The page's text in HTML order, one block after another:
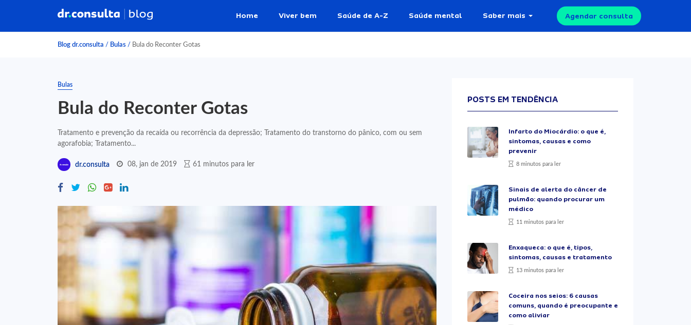
Home Viver bem Saúde de A-Z Saúde mental Saber mais Agendar consulta
Blog dr.consulta / Bulas / Bula do Reconter Gotas
Bulas
Bula do Reconter Gotas
Tratamento e prevenção da recaída ou recorrência da depressão; Tratamento do transtorno do pânico, com ou sem
agorafobia; Tratamento...
dr.consulta 08, jan de 2019 61 minutos para ler
POSTS EM TENDÊNCIA
Infarto do Miocárdio: o que é,
sintomas, causas e como
prevenir
8 minutos para ler
Sinais de alerta do câncer de
pulmão: quando procurar um
médico
11 minutos para ler
Enxaqueca: o que é, tipos,
sintomas, causas e tratamento
13 minutos para ler
Coceira nos seios: 6 causas
comuns, quando é preocupante e
como aliviar